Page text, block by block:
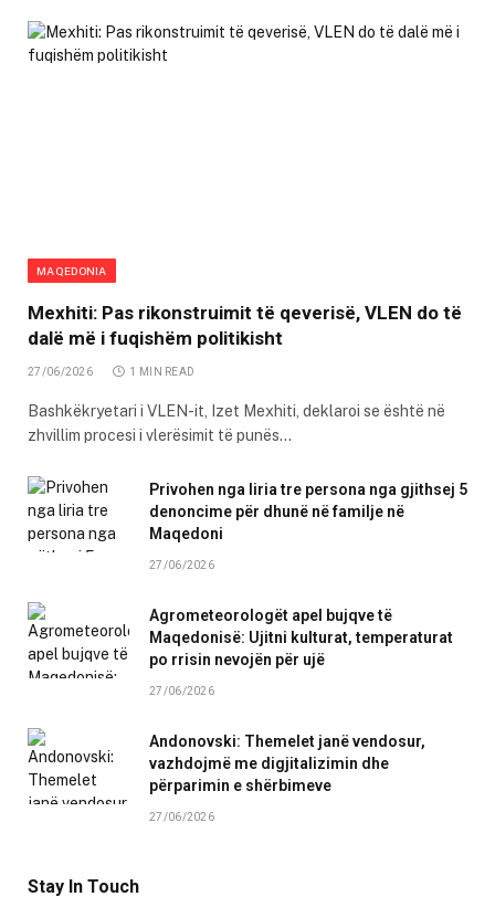
MAQEDONIA
Mexhiti: Pas rikonstruimit të qeverisë, VLEN do të
dalë më i fuqishëm politikisht
27/06/2026 1 MIN READ
Bashkëkryetari i VLEN-it, Izet Mexhiti, deklaroi se është në
zhvillim procesi i vlerësimit të punës…
Privohen nga liria tre persona nga gjithsej 5
denoncime për dhunë në familje në
Maqedoni
27/06/2026
Agrometeorologët apel bujqve të
Maqedonisë: Ujitni kulturat, temperaturat
po rrisin nevojën për ujë
27/06/2026
Andonovski: Themelet janë vendosur,
vazhdojmë me digjitalizimin dhe
përparimin e shërbimeve
27/06/2026
Stay In Touch